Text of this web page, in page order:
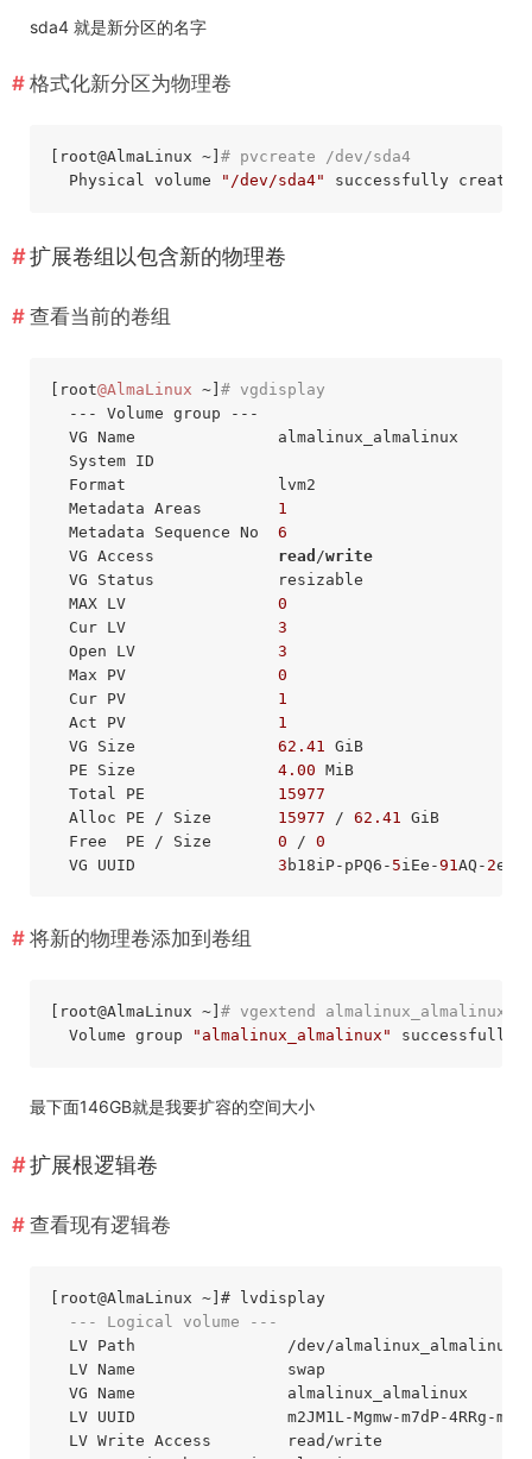
sda4 就是新分区的名字
格式化新分区为物理卷
[root@AlmaLinux ~] # pvcreate /dev/sda4
  Physical volume
"/dev/sda4"
扩展卷组以包含新的物理卷
查看当前的卷组
[root@AlmaLinux ~] # vgdisplay
  --- Volume group ---
  VG Name               almalinux_almalinux
  System ID
  Format                lvm2
  Metadata Areas
1
  Metadata Sequence No
6
  VG Access
read /write
  VG Status             resizable
  MAX LV
0
  Cur LV
3
  Open LV
3
  Max PV
0
  Cur PV
1
  Act PV
1
  VG Size
62.41
GiB
  PE Size
4.00 MiB
  Total PE
15977
  Alloc PE / Size
15977 / 62.41
GiB
  Free  PE / Size
0 / 0
  VG UUID
3 b18iP-pPQ6- 5iEe-91 AQ- 2
将新的物理卷添加到卷组
[root@AlmaLinux ~] # vgextend almalinux_almalinux /
  Volume group
"almalinux_almalinux"
最下面146GB就是我要扩容的空间大小
扩展根逻辑卷
查看现有逻辑卷
[root@AlmaLinux ~]# lvdisplay
--- Logical volume ---
LV Path                /dev/almalinux_almalinux/
  LV Name                swap
  VG Name                almalinux_almalinux
LV UUID                m2JM1L-Mgmw-m7dP-4RRg-
  LV Write Access        read/write